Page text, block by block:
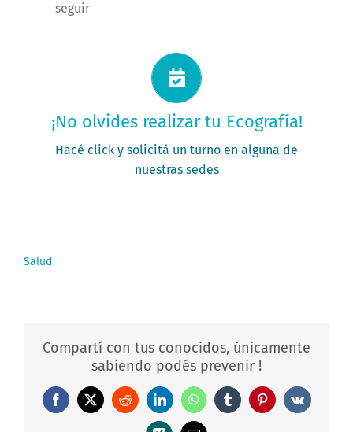
seguir
¡No olvides realizar tu Ecografía!
Hacé click y solicitá un turno en alguna de
nuestras sedes
Solicitá tu turno ahora
Salud
Compartí con tus conocidos, únicamente
sabiendo podés prevenir !
Facebook
X RedditLinkedInWhatsAppTumblrPinterestVk